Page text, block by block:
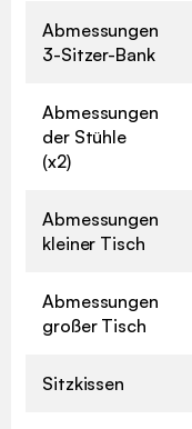
Abmessungen
3-Sitzer-Bank
Abmessungen
der Stühle
(x2)
Abmessungen
kleiner Tisch
Abmessungen
großer Tisch
Sitzkissen